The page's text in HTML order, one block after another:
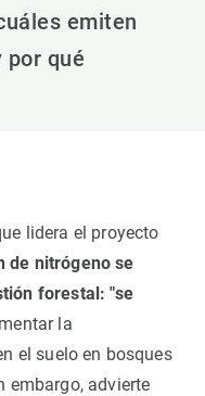
emiten
por qué
lidera el proyecto
de nitrógeno se
forestal: "se
la
el suelo en bosques
embargo, advierte